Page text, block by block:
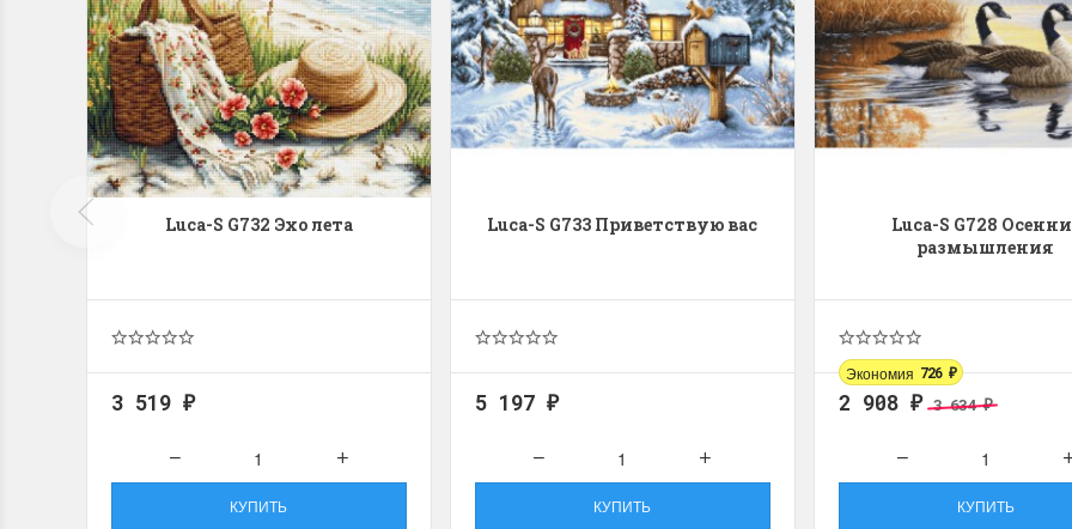
Luca-S G732 Эхо лета
3 519 ₽
КУПИТЬ
Luca-S G733 Приветствую вас
5 197 ₽
КУПИТЬ
Luca-S G728
размышления
Экономия 726 ₽
2 908 ₽ 3 634₽
КУПИТЬ